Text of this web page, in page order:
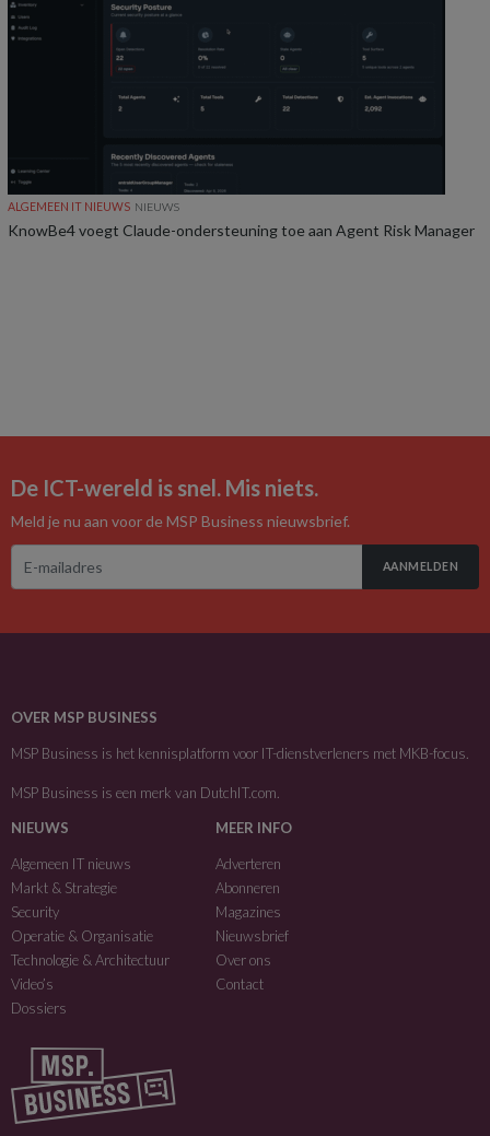
ALGEMEEN IT NIEUWS NIEUWS
KnowBe4 voegt Claude-ondersteuning toe aan Agent Risk Manager
De ICT-wereld is snel. Mis niets.
Meld je nu aan voor de MSP Business nieuwsbrief.
AANMELDEN
OVER MSP BUSINESS
MSP Business is het kennisplatform voor IT-dienstverleners met MKB-focus.
MSP Business is een merk van DutchIT.com.
NIEUWS
Algemeen IT nieuws
Markt & Strategie
Security
Operatie & Organisatie
Technologie & Architectuur
Video’s
Dossiers
MEER INFO
Adverteren
Abonneren
Magazines
Nieuwsbrief
Over ons
Contact